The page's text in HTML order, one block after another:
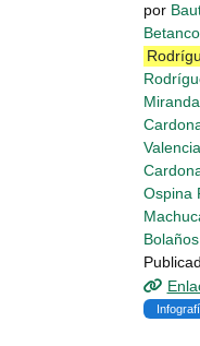
por
Ospina